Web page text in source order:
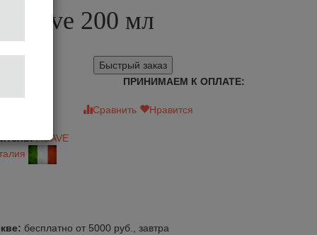
Agave 200 мл
Быстрый заказ
ПРИНИМАЕМ К ОПЛАТЕ:
Сравнить
Нравится
AGAVE
бесплатно от 5000 руб., завтра